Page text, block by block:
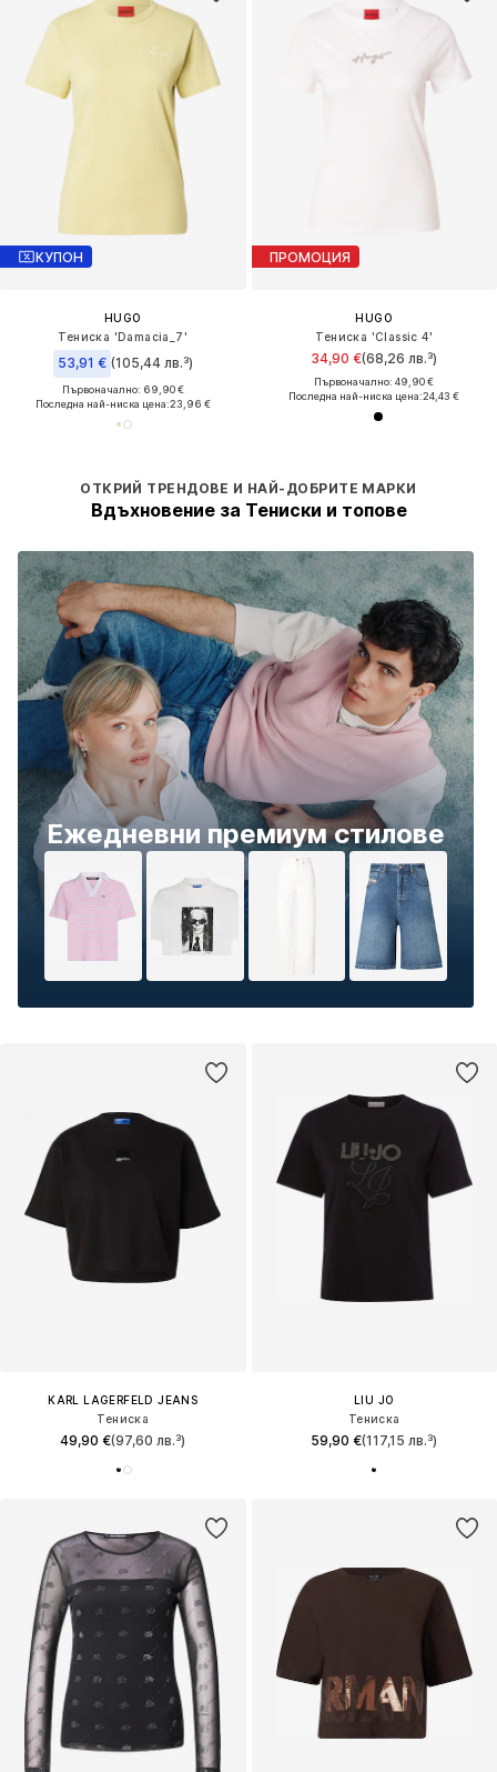
КУПОН
HUGO
Тениска 'Damacia_7'
53,91 € (105,44 лв.³)
Първоначално: 69,90 €
Последна най-ниска цена:23,96 €
ПРОМОЦИЯ
HUGO
Тениска 'Classic 4'
34,90 €(68,26 лв.³)
Първоначално: 49,90 €
Последна най-ниска цена:24,43 €
ОТКРИЙ ТРЕНДОВЕ И НАЙ-ДОБРИТЕ МАРКИ
Вдъхновение за Тениски и топове
Ежедневни премиум стилове
KARL LAGERFELD JEANS
Тениска
49,90 €(97,60 лв.³)
LIU JO
Тениска
59,90 €(117,15 лв.³)